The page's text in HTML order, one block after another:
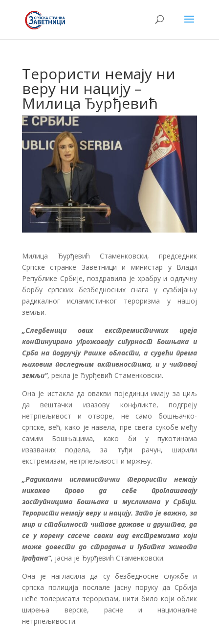
Терористи немају ни
веру ни нацију –
Милица Ђурђевић
Милица Ђурђевић Стаменковски, председник
Српске странке Заветници и министар у Влади
Републике Србије, поздравила је храбру и одлучну
борбу српских безбедносних снага у сузбијању
радикалног исламистичког тероризма у нашој
земљи.
„Следбеници ових екстремистичких идеја
континуирано угрожавају сигурност Бошњака и
Срба на подручју Рашке области, а судећи према
њиховим последњим активностима, и у читавој
земљи“, рекла је Ђурђевић Стаменковски.
Она је истакла да овакви појединци имају за циљ
да вештачки изазову конфликте, подгреју
нетрпељивост и отворе, не само бошњачко-
српске, већ, како је навела, пре свега сукобе међу
самим Бошњацима, како би у пукотинама
изазваних подела, за туђи рачун, ширили
екстремизам, нетрпељивост и мржњу.
„Радикални исламистички терористи немају
никакво право да себе проглашавају
заступницима Бошњака и муслимана у Србији.
Терористи немају веру и нацију. Зато је важно, за
мир и стабилност читаве државе и друштва, да
се у корену сасече сваки вид екстремизма који
може довести до страдања и губитка живота
грађана“, јасна је Ђурђевић Стаменковски.
Она је нагласила да су безбедносне службе и
српска полиција послале јасну поруку да Србија
неће толерисати тероризам, нити било који облик
ширења верске, расне и националне
нетрпељивости.